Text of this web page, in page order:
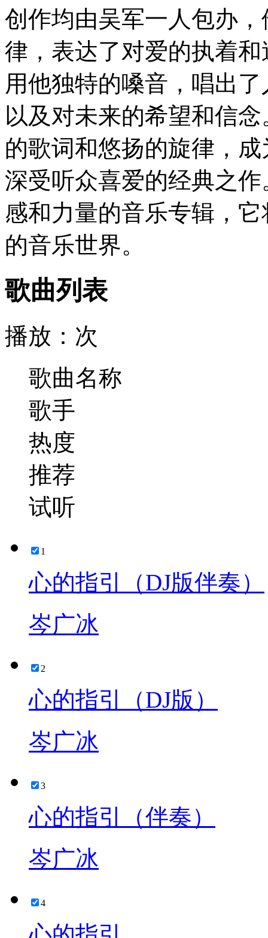
创作均由吴军一人包办
律，表达了对爱的执着
用他独特的嗓音，唱出
以及对未来的希望和信
的歌词和悠扬的旋律，
深受听众喜爱的经典之
感和力量的音乐专辑，
的音乐世界。
歌曲列表
播放： 次
歌曲名称
歌手
热度
推荐
试听
1
心的指引（DJ版伴奏）
岑广冰
2
心的指引（DJ版）
岑广冰
3
心的指引（伴奏）
岑广冰
4